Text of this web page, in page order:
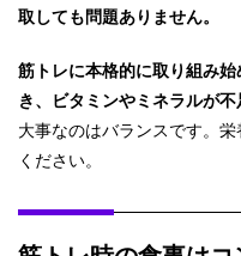
取しても問題ありません。
筋トレに本格的に取り組み
き、ビタミンやミネラルが
大事なのはバランスです。
ください。